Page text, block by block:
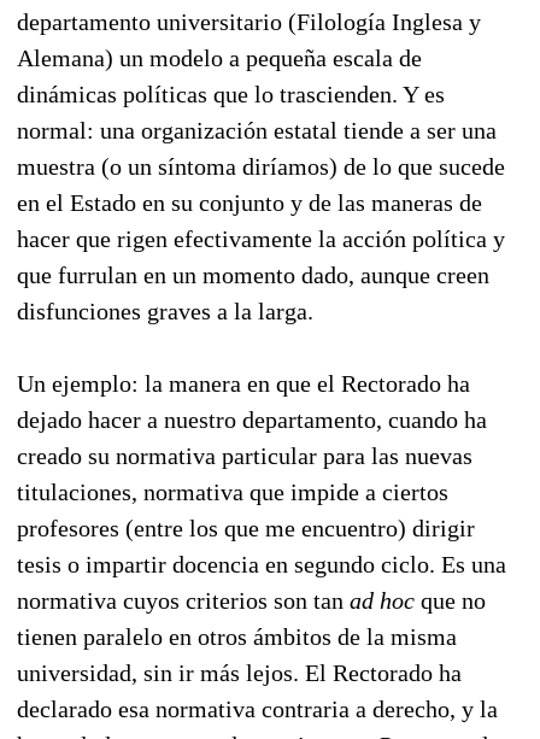
departamento universitario (Filología Inglesa y
Alemana) un modelo a pequeña escala de
dinámicas políticas que lo trascienden. Y es
normal: una organización estatal tiende a ser una
muestra (o un síntoma diríamos) de lo que sucede
en el Estado en su conjunto y de las maneras de
hacer que rigen efectivamente la acción política y
que furrulan en un momento dado, aunque creen
disfunciones graves a la larga.
Un ejemplo: la manera en que el Rectorado ha
dejado hacer a nuestro departamento, cuando ha
creado su normativa particular para las nuevas
titulaciones, normativa que impide a ciertos
profesores (entre los que me encuentro) dirigir
tesis o impartir docencia en segundo ciclo. Es una
normativa cuyos criterios son tan ad hoc que no
tienen paralelo en otros ámbitos de la misma
universidad, sin ir más lejos. El Rectorado ha
declarado esa normativa contraria a derecho, y la